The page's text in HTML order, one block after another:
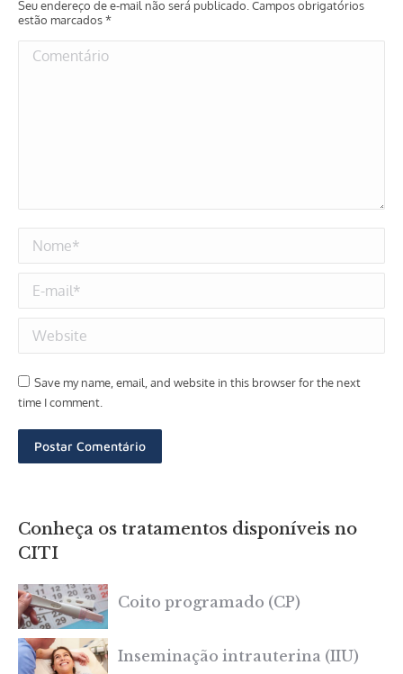
Seu endereço de e-mail não será publicado. Campos obrigatórios
estão marcados*
Comentário
Nome *
E-mail *
Website
Save my name, email, and website in this browser for the next
time I comment.
Postar Comentário
Conheça os tratamentos disponíveis no
CITI
Coito programado (CP)
Inseminação intrauterina (IIU)